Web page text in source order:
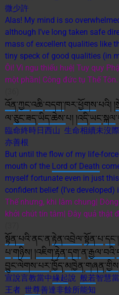
微少許
Alas! My mind is so
although I’ve long taken safe
mass of excellent qualities like
tiny speck of good qualities (in
Ôi! Vì ngu thiếu huệ| Tuy quy
một phần| Công đức tụ Thế Tôn.
འོན་ཀྱང་འཆི་བདག་ཁར་ཕྱོགས་པའི། །
ལ་ཅུང་ཟད་ཡིད་ཆེས་པ། །འདི་ཡང་སྐལ
臨命終時日西山 生命相續未沒
亦善根
But until the flow of my life-
mouth of the Lord of Death
myself fortunate even in just
confident belief (I’ve developed)
Thế nhưng, khi lâm chung|
khởi chút tín tâm| Đây quả thật
སྟོན་པའི་ནང་ན་རྟེན་འབྲེལ་སྟོན་པ་དང
པ་གཉིས། །འཇིག་རྟེན་དག་ན་རྒྱལ་བའི་
བྱུང་ལེགས་པར་ཁྱོད་མཁྱེན་གཞན་གྱིས
宣說言教當中緣起說 般若智慧
王者 世尊善達非餘所能知